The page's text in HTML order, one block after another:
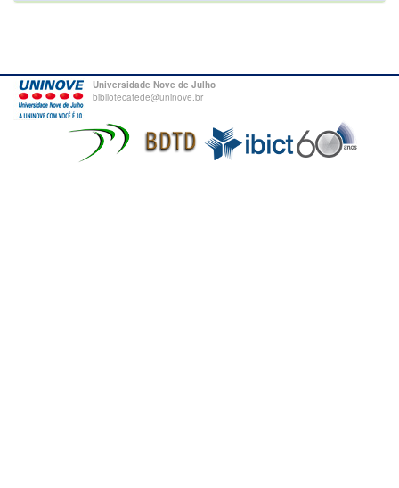
Universidade Nove de Julho
bibliotecatede@uninove.br